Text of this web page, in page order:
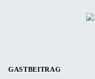
springen
GASTBEITRAG